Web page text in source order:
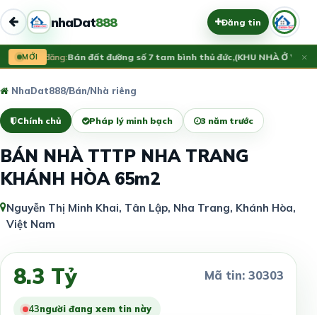
nhaDat888 Đăng tin
MỚI
Vừa đăng:Bán đất đường số 7 tam bình thủ đức,(KHU NHÀ Ở VẠN×
NhaDat888/Bán/Nhà riêng
Chính chủ Pháp lý minh bạch 3 năm trước
BÁN NHÀ TTTP NHA TRANG
KHÁNH HÒA 65m2
Nguyễn Thị Minh Khai, Tân Lập, Nha Trang, Khánh Hòa,
Việt Nam
8.3 Tỷ Mã tin: 30303
43người đang xem tin này